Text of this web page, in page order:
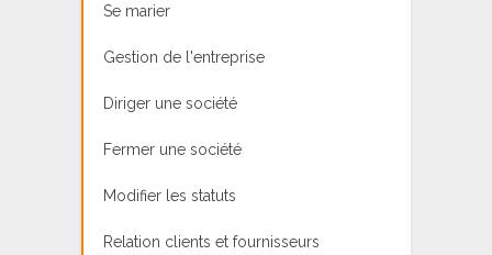
Se marier
Gestion de l'entreprise
Diriger une société
Fermer une société
Modifier les statuts
Relation clients et fournisseurs